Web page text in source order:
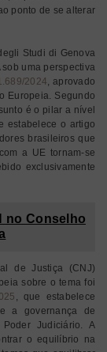
ponto de se alterar
Studi di Genova
uma perspectiva
2024, aprovado
Europeia. Segundo
é o pilar a nível
estabelece o artigo
brasileiros que
a UE tornam-se
exclusivamente
no Conselho
de Justiça (CNJ)
sobre o tema foi
, que estabelece
a governança de
Judiciário. A
o equilíbrio na